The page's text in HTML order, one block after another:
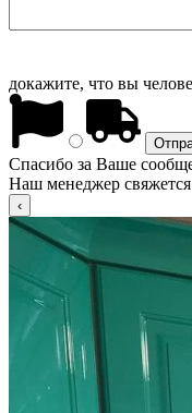
докажите, что вы
Спасибо за Ваше
Наш менеджер